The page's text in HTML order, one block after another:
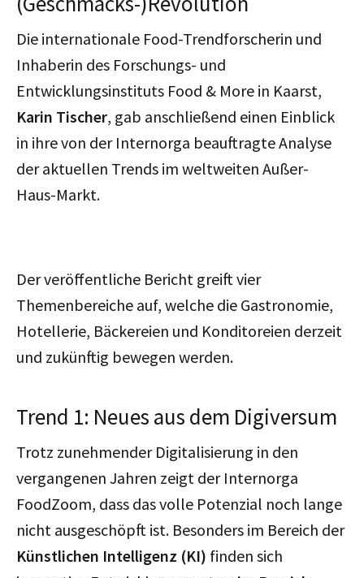
Die internationale Food-Trendforscherin und
Inhaberin des Forschungs- und
Entwicklungsinstituts Food & More in Kaarst,
Karin Tischer, gab anschließend einen Einblick
in ihre von der Internorga beauftragte Analyse
der aktuellen Trends im weltweiten Außer-
Haus-Markt.
Der veröffentliche Bericht greift vier
Themenbereiche auf, welche die Gastronomie,
Hotellerie, Bäckereien und Konditoreien derzeit
und zukünftig bewegen werden.
Trend 1: Neues aus dem Digiversum
Trotz zunehmender Digitalisierung in den
vergangenen Jahren zeigt der Internorga
FoodZoom, dass das volle Potenzial noch lange
nicht ausgeschöpft ist. Besonders im Bereich der
Künstlichen Intelligenz (KI) finden sich